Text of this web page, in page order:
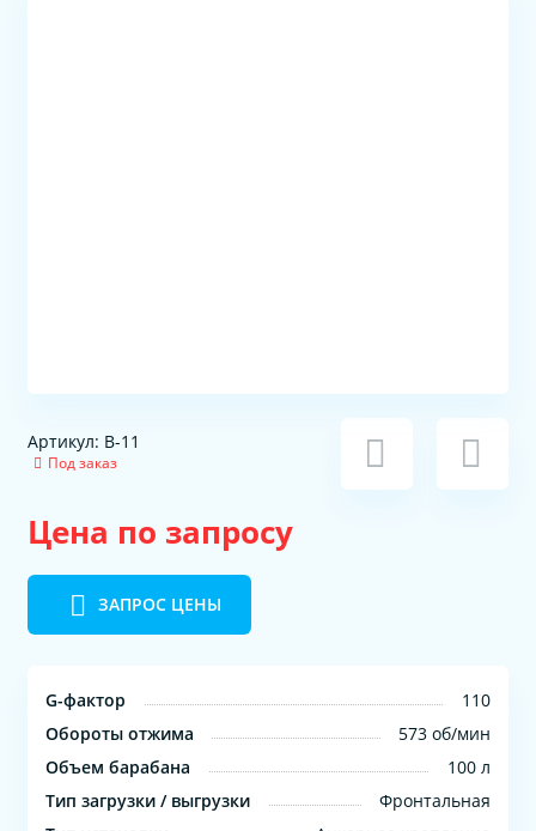
Артикул: В-11
Под заказ
Цена по запросу
ЗАПРОС ЦЕНЫ
G-фактор
110
Обороты отжима
573 об/мин
Объем барабана
100 л
Тип загрузки / выгрузки
Фронтальная